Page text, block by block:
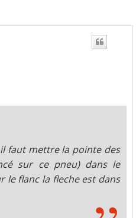
faut mettre la pointe des
sur ce pneu) dans le
le flanc la fleche est dans